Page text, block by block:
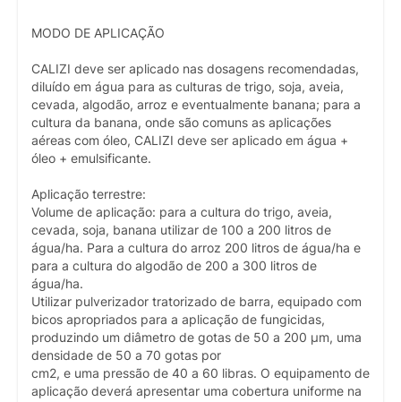
MODO DE APLICAÇÃO
CALIZI deve ser aplicado nas dosagens recomendadas,
diluído em água para as culturas de trigo, soja, aveia,
cevada, algodão, arroz e eventualmente banana; para a
cultura da banana, onde são comuns as aplicações
aéreas com óleo, CALIZI deve ser aplicado em água +
óleo + emulsificante.
Aplicação terrestre:
Volume de aplicação: para a cultura do trigo, aveia,
cevada, soja, banana utilizar de 100 a 200 litros de
água/ha. Para a cultura do arroz 200 litros de água/ha e
para a cultura do algodão de 200 a 300 litros de
água/ha.
Utilizar pulverizador tratorizado de barra, equipado com
bicos apropriados para a aplicação de fungicidas,
produzindo um diâmetro de gotas de 50 a 200 µm, uma
densidade de 50 a 70 gotas por
cm2, e uma pressão de 40 a 60 libras. O equipamento de
aplicação deverá apresentar uma cobertura uniforme na